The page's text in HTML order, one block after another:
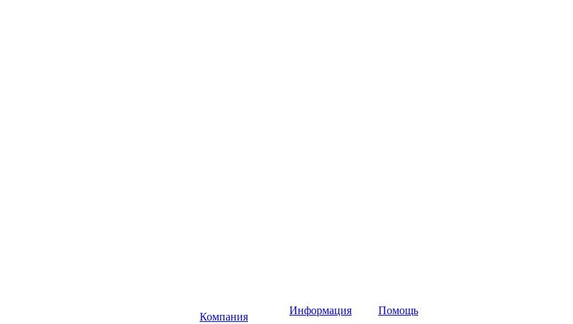
Компания
Информация
Помощь